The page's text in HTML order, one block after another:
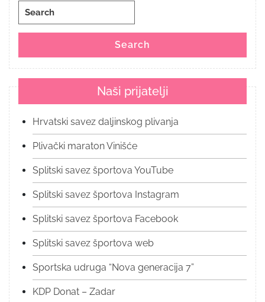
Search
Search
Naši prijatelji
Hrvatski savez daljinskog plivanja
Plivački maraton Vinišće
Splitski savez športova YouTube
Splitski savez športova Instagram
Splitski savez športova Facebook
Splitski savez športova web
Sportska udruga “Nova generacija 7”
KDP Donat – Zadar